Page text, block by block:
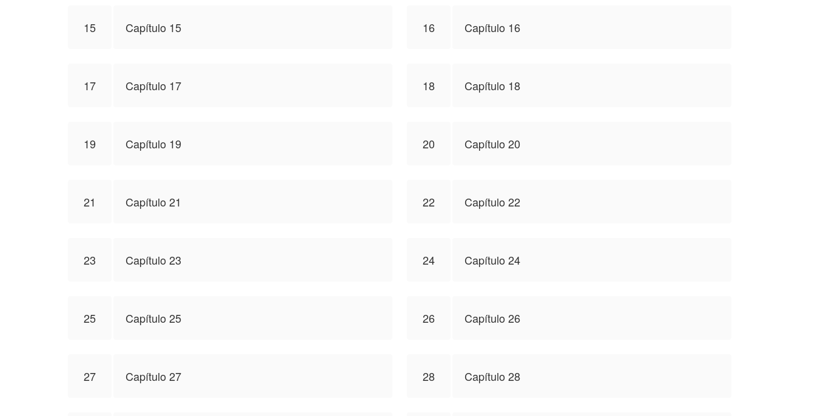
15 Capítulo 15 16 Capítulo 16
17 Capítulo 17 18 Capítulo 18
19 Capítulo 19 20 Capítulo 20
21 Capítulo 21 22 Capítulo 22
23 Capítulo 23 24 Capítulo 24
25 Capítulo 25 26 Capítulo 26
27 Capítulo 27 28 Capítulo 28